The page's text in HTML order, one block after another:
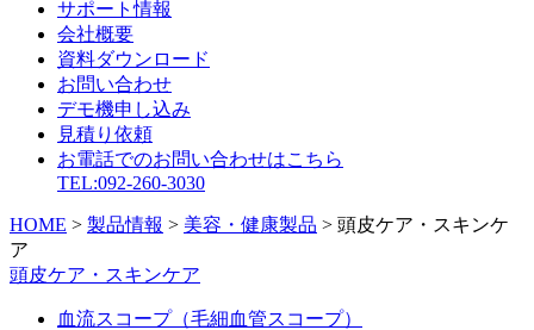
サポート情報
会社概要
資料ダウンロード
お問い合わせ
デモ機申し込み
見積り依頼
お電話でのお問い合わせはこちら
TEL:092-260-3030
HOME > 製品情報 > 美容・健康製品 > 頭皮ケア・スキンケ
ア
頭皮ケア・スキンケア
血流スコープ（毛細血管スコープ）